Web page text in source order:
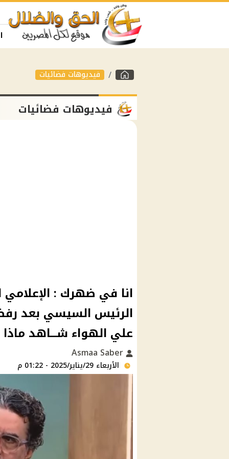
فيديوهات فضائيات
فيديوهات فضائيات
انا في ضهرك : الإعلامي
الرئيس السيسي بعد
علي الهواء شـــاهد
الأربعاء 29/يناير/2025 - 01:22 م